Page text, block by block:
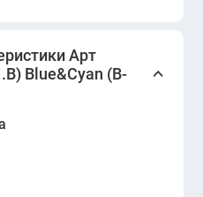
офиса или зоны
предметами
KANO
интерьеру яркости и
KANO Blue & Cyan – это
Арт
Blue&Cyan (B-